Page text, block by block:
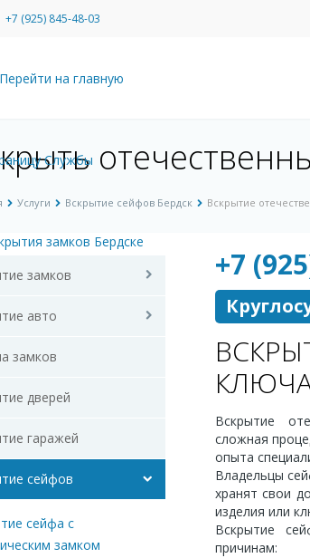
+7 (925) 845-48-03
Услуги Вскрытие сейфов Бердск Вскрытие
замков
авто
замков
дверей
гаражей
сейфов
сейфа с
замком
+7
Вскрытие
сложная
опыта
Владельцы
хранят свои
изделия или
Вскрытие
причинам: